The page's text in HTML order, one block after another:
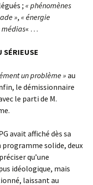
; « phénomènes
», « énergie
médias« …
SÉRIEUSE
un problème » au
le démissionnaire
le parti de M.
avait affiché dès sa
solide, deux
qu’une
idéologique, mais
laissant au